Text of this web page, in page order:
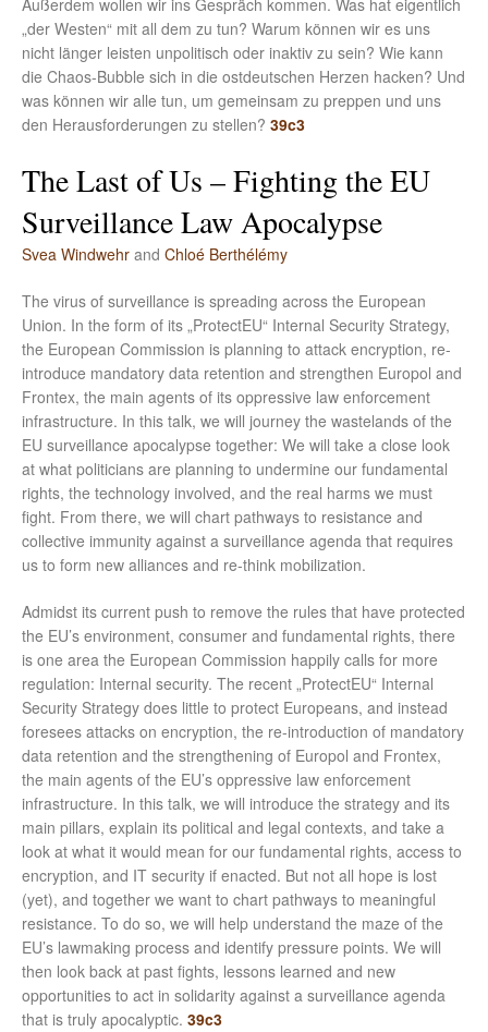
Außerdem wollen wir ins Gespräch kommen. Was hat eigentlich
„der Westen“ mit all dem zu tun? Warum können wir es uns
nicht länger leisten unpolitisch oder inaktiv zu sein? Wie kann
die Chaos-Bubble sich in die ostdeutschen Herzen hacken? Und
was können wir alle tun, um gemeinsam zu preppen und uns
den Herausforderungen zu stellen? 39c3
The Last of Us – Fighting the EU
Surveillance Law Apocalypse
Svea Windwehr and Chloé Berthélémy
The virus of surveillance is spreading across the European
Union. In the form of its „ProtectEU“ Internal Security Strategy,
the European Commission is planning to attack encryption, re-
introduce mandatory data retention and strengthen Europol and
Frontex, the main agents of its oppressive law enforcement
infrastructure. In this talk, we will journey the wastelands of the
EU surveillance apocalypse together: We will take a close look
at what politicians are planning to undermine our fundamental
rights, the technology involved, and the real harms we must
fight. From there, we will chart pathways to resistance and
collective immunity against a surveillance agenda that requires
us to form new alliances and re-think mobilization.
Admidst its current push to remove the rules that have protected
the EU’s environment, consumer and fundamental rights, there
is one area the European Commission happily calls for more
regulation: Internal security. The recent „ProtectEU“ Internal
Security Strategy does little to protect Europeans, and instead
foresees attacks on encryption, the re-introduction of mandatory
data retention and the strengthening of Europol and Frontex,
the main agents of the EU’s oppressive law enforcement
infrastructure. In this talk, we will introduce the strategy and its
main pillars, explain its political and legal contexts, and take a
look at what it would mean for our fundamental rights, access to
encryption, and IT security if enacted. But not all hope is lost
(yet), and together we want to chart pathways to meaningful
resistance. To do so, we will help understand the maze of the
EU’s lawmaking process and identify pressure points. We will
then look back at past fights, lessons learned and new
opportunities to act in solidarity against a surveillance agenda
that is truly apocalyptic. 39c3